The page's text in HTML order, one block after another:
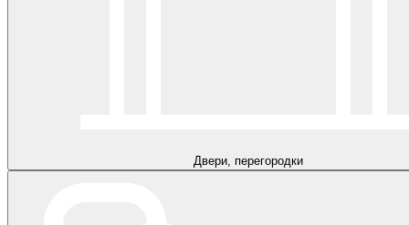
Двери, перегородки